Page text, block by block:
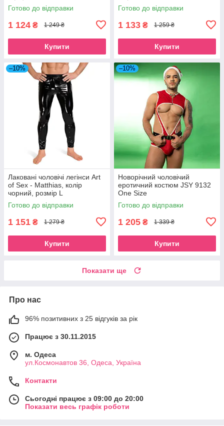
Готово до відправки
1 124 ₴ 1 249 ₴
Купити
Готово до відправки
1 133 ₴ 1 259 ₴
Купити
–10%
Лаковані чоловічі легінси Art
of Sex - Matthias, колір
чорний, розмір L
Готово до відправки
1 151 ₴ 1 279 ₴
Купити
–10%
Новорічний чоловічий
еротичний костюм JSY 9132
One Size
Готово до відправки
1 205 ₴ 1 339 ₴
Купити
Показати ще
Про нас
96% позитивних з 25 відгуків за рік
Працює з 30.11.2015
м. Одеса
ул.Космонавтов 36, Одеса, Україна
Контакти
Сьогодні працює з 09:00 до 20:00
Показати весь графік роботи